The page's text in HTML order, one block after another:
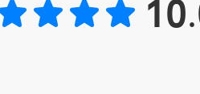
싸우고 울고 노래하던 사람들이 만